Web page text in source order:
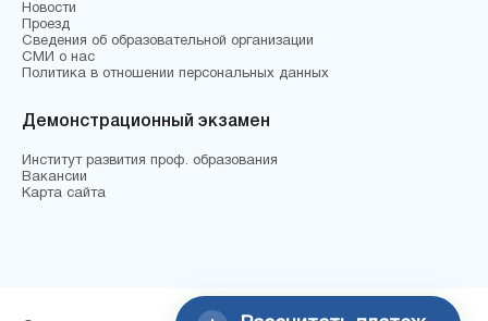
Новости
Проезд
Сведения об образовательной организации
СМИ о нас
Политика в отношении персональных данных
Демонстрационный экзамен
Институт развития проф. образования
Вакансии
Карта сайта